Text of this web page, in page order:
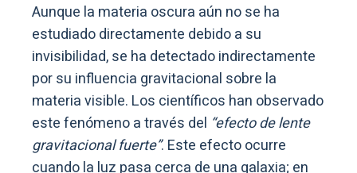
Aunque la materia oscura aún no se ha
estudiado directamente debido a su
invisibilidad, se ha detectado indirectamente
por su influencia gravitacional sobre la
materia visible. Los científicos han observado
este fenómeno a través del “efecto de lente
gravitacional fuerte”. Este efecto ocurre
cuando la luz pasa cerca de una galaxia; en